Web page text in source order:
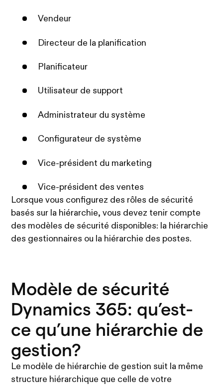
Vendeur
Directeur de la planification
Planificateur
Utilisateur de support
Administrateur du système
Configurateur de système
Vice-président du marketing
Vice-président des ventes
Lorsque vous configurez des rôles de sécurité
basés sur la hiérarchie, vous devez tenir compte
des modèles de sécurité disponibles: la hiérarchie
des gestionnaires ou la hiérarchie des postes.
Modèle de sécurité
Dynamics 365: qu’est-
ce qu’une hiérarchie de
gestion?
Le modèle de hiérarchie de gestion suit la même
structure hiérarchique que celle de votre